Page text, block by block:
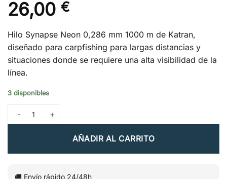
26,00 €
Hilo Synapse Neon 0,286 mm 1000 m de Katran,
diseñado para carpfishing para largas distancias y
situaciones donde se requiere una alta visibilidad de la
línea.
3 disponibles
AÑADIR AL CARRITO
🚚 Envío rápido 24/48h